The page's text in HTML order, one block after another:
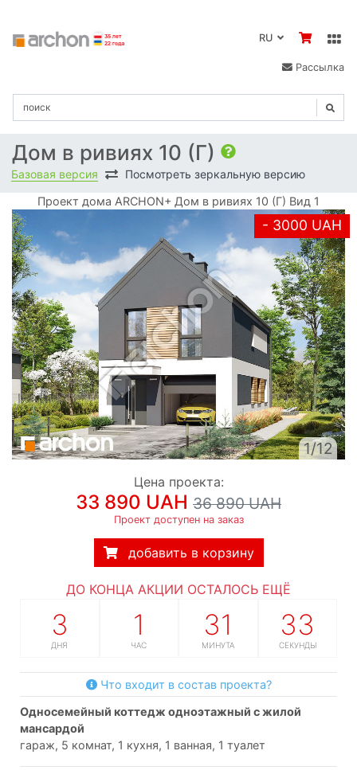
Рассылка
Дом в ривиях 10 (Г)
Базовая версия Посмотреть зеркальную версию
Проект дома ARCHON+ Дом в ривиях 10 (Г) Вид 1
- 3000 UAH
1/12
Цена проекта:
33 890 UAH 36 890 UAH
Проект доступен на заказ
добавить в корзину
ДО КОНЦА АКЦИИ ОСТАЛОСЬ ЕЩЁ
3
ДНЯ
1
ЧАС
31
МИНУТА
32
СЕКУНДЫ
Что входит в состав проекта?
односемейный коттедж одноэтажный с жилой
мансардой
гараж, 5 комнат, 1 кухня, 1 ванная, 1 туалет